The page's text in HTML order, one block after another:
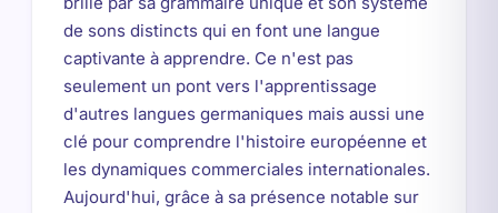
de sons distincts qui en font une langue
captivante à apprendre. Ce n'est pas
seulement un pont vers l'apprentissage
d'autres langues germaniques mais aussi une
clé pour comprendre l'histoire européenne et
les dynamiques commerciales internationales.
Aujourd'hui, grâce à sa présence notable sur